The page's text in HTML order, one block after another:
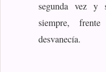
segunda vez y
siempre,
desvanecía.